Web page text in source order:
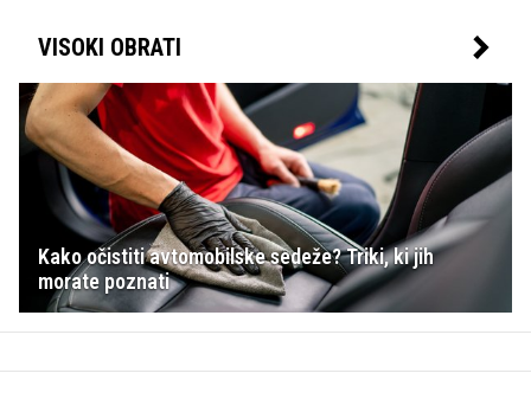
VISOKI OBRATI
Kako očistiti avtomobilske sedeže? Triki, ki jih
morate poznati